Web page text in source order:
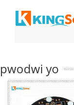
pwodwi yo